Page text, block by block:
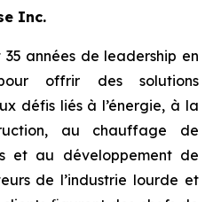
Inc.
années de leadership en
offrir des solutions
défis liés à l’énergie, à la
au chauffage de
et au développement de
de l’industrie lourde et